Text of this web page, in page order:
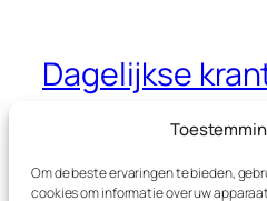
Om de beste ervaringen te bieden,
cookies om informatie over uw
Dagelijkse
Jouw dagelijkse krant